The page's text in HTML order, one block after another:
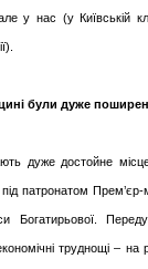
у нас (у Київській
були дуже
дуже достойне
патронатом
Богатирьової.
труднощі –